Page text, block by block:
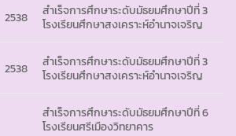
2538
สำเร็จการศึกษาระดับมัธยมศึกษาปีที่ 3
โรงเรียนศึกษาสงเคราะห์อำนาจเจริญ
2538
สำเร็จการศึกษาระดับมัธยมศึกษาปีที่ 3
โรงเรียนศึกษาสงเคราะห์อำนาจเจริญ
สำเร็จการศึกษาระดับมัธยมศึกษาปีที่ 6
โรงเรียนศรีเมืองวิทยาคาร